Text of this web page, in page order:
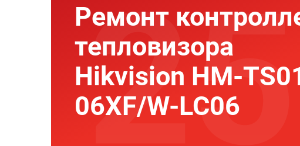
Ремонт
тепловизора
Hikvision HM-
06XF/W-LC06